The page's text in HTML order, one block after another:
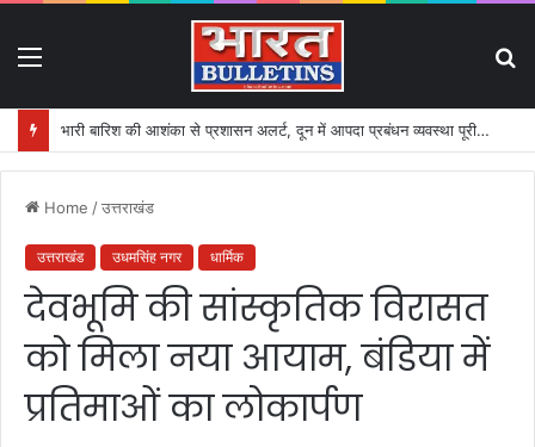
भारी बारिश की आशंका से प्रशासन अलर्ट, दून में आपदा प्रबंधन व्यवस्था पूरी तरह सक्रिय
Home /उत्तराखंड
उत्तराखंड उधमसिंह नगर धार्मिक
देवभूमि की सांस्कृतिक विरासत
को मिला नया आयाम, बंडिया में
प्रतिमाओं का लोकार्पण